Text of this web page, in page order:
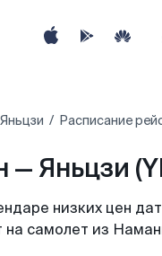
Яньцзи Расписание
Яньцзи
низких цен
на самолет из